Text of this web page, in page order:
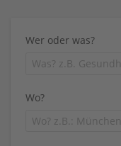
Wer oder was?
Wo?